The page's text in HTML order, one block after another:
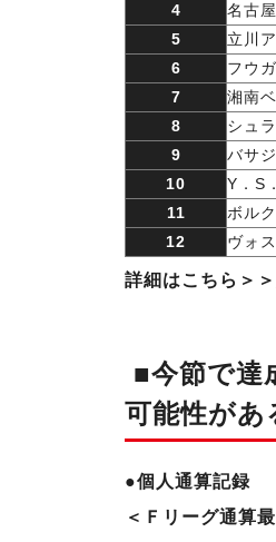
4
名古
5
立川
6
フウ
7
湘南
8
シュ
9
バサ
10
Y．S
11
ボル
12
ヴォ
詳細はこちら＞＞
■今節で達
可能性があ
●個人通算記録
＜Ｆリーグ通算